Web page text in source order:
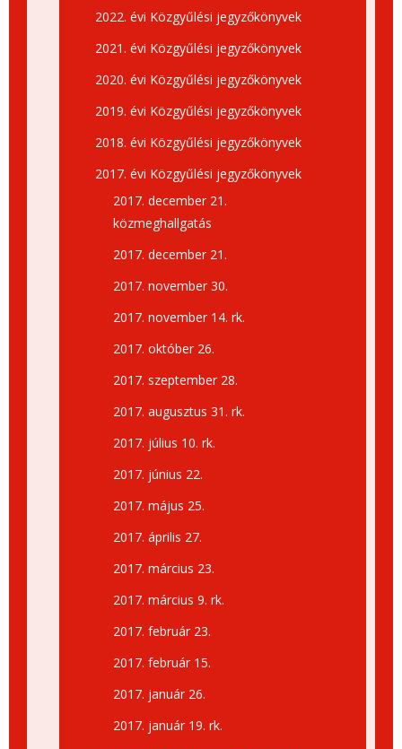
2022. évi Közgyűlési jegyzőkönyvek
2021. évi Közgyűlési jegyzőkönyvek
2020. évi Közgyűlési jegyzőkönyvek
2019. évi Közgyűlési jegyzőkönyvek
2018. évi Közgyűlési jegyzőkönyvek
2017. évi Közgyűlési jegyzőkönyvek
2017. december 21.
közmeghallgatás
2017. december 21.
2017. november 30.
2017. november 14. rk.
2017. október 26.
2017. szeptember 28.
2017. augusztus 31. rk.
2017. július 10. rk.
2017. június 22.
2017. május 25.
2017. április 27.
2017. március 23.
2017. március 9. rk.
2017. február 23.
2017. február 15.
2017. január 26.
2017. január 19. rk.